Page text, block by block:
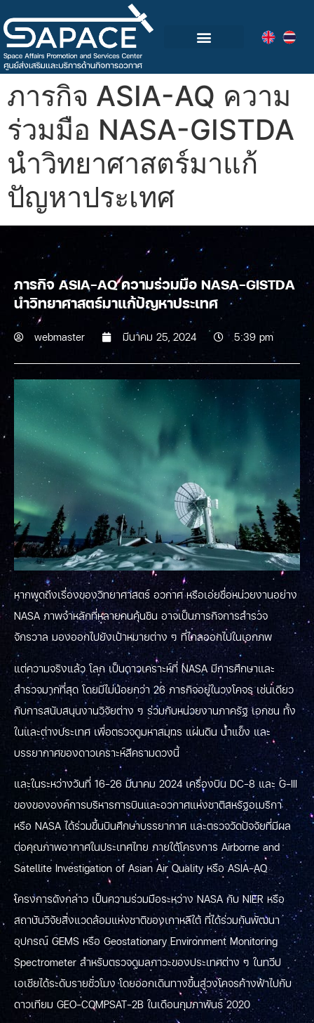
ภารกิจ ASIA-AQ ความ
ร่วมมือ NASA-GISTDA
นำวิทยาศาสตร์มาแก้
ปัญหาประเทศ
ภารกิจ ASIA-AQ ความร่วมมือ NASA-GISTDA
นำวิทยาศาสตร์มาแก้ปัญหาประเทศ
webmaster มีนาคม 25, 2024 5:39 pm
หากพูดถึงเรื่องของวิทยาศาสตร์ อวกาศ หรือเอ่ยชื่อหน่วยงานอย่าง
NASA ภาพจำหลักที่หลายคนคุ้นชิน อาจเป็นภารกิจการสำรวจ
จักรวาล มองออกไปยังเป้าหมายต่าง ๆ ที่ไกลออกไปในเอกภพ
แต่ความจริงแล้ว โลก เป็นดาวเคราะห์ที่ NASA มีการศึกษาและ
สำรวจมากที่สุด โดยมีไม่น้อยกว่า 26 ภารกิจอยู่ในวงโคจร เช่นเดียว
กับการสนับสนุนงานวิจัยต่าง ๆ ร่วมกับหน่วยงานภาครัฐ เอกชน ทั้ง
ในและต่างประเทศ เพื่อตรวจดูมหาสมุทร แผ่นดิน น้ำแข็ง และ
บรรยากาศของดาวเคราะห์สีครามดวงนี้
และในระหว่างวันที่ 16-26 มีนาคม 2024 เครื่องบิน DC-8 และ G-III
ของขององค์การบริหารการบินและอวกาศแห่งชาติสหรัฐอเมริกา
หรือ NASA ได้ร่วมขึ้นบินศึกษาบรรยากาศ และตรวจวัดปัจจัยที่มีผล
ต่อคุณภาพอากาศในประเทศไทย ภายใต้โครงการ Airborne and
Satellite Investigation of Asian Air Quality หรือ ASIA-AQ
โครงการดังกล่าว เป็นความร่วมมือระหว่าง NASA กับ NIER หรือ
สถาบันวิจัยสิ่งแวดล้อมแห่งชาติของเกาหลีใต้ ที่ได้ร่วมกันพัฒนา
อุปกรณ์ GEMS หรือ Geostationary Environment Monitoring
Spectrometer สำหรับตรวจดูมลภาวะของประเทศต่าง ๆ ในทวีป
เอเชียได้ระดับรายชั่วโมง โดยออกเดินทางขึ้นสู่วงโคจรค้างฟ้าไปกับ
ดาวเทียม GEO-COMPSAT-2B ในเดือนกุมภาพันธ์ 2020